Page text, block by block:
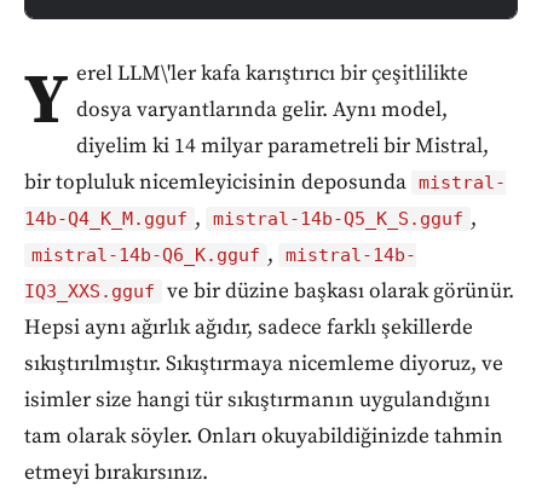
Y erel LLM\'ler kafa karıştırıcı bir çeşitlilikte
dosya varyantlarında gelir. Aynı model,
diyelim ki 14 milyar parametreli bir Mistral,
bir topluluk nicemleyicisinin deposunda mistral-
14b-Q4_K_M.gguf , mistral-14b-Q5_K_S.gguf ,
mistral-14b-Q6_K.gguf ,
mistral-14b-
IQ3_XXS.gguf
ve bir düzine başkası olarak görünür.
Hepsi aynı ağırlık ağıdır, sadece farklı şekillerde
sıkıştırılmıştır. Sıkıştırmaya nicemleme diyoruz, ve
isimler size hangi tür sıkıştırmanın uygulandığını
tam olarak söyler. Onları okuyabildiğinizde tahmin
etmeyi bırakırsınız.